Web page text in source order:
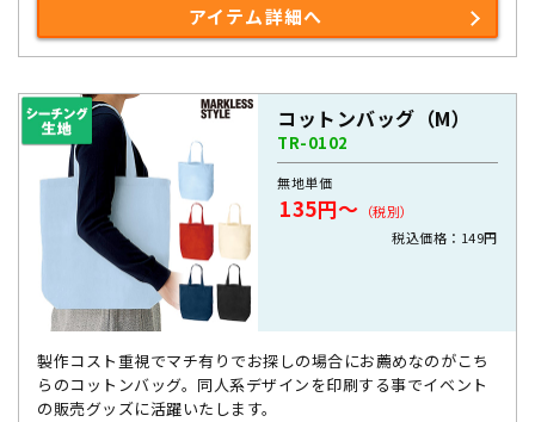
アイテム詳細へ
コットンバッグ（M）
TR-0102
無地単価
135円～
（税別）
税込価格：149円
製作コスト重視でマチ有りでお探しの場合にお薦めなのがこち
らのコットンバッグ。同人系デザインを印刷する事でイベント
の販売グッズに活躍いたします。